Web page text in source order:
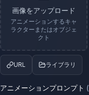
画像をアップロード
アニメーションするキャ
ラクターまたはオブジェ
クト
URL ライブラリ
アニメーションプロンプト (